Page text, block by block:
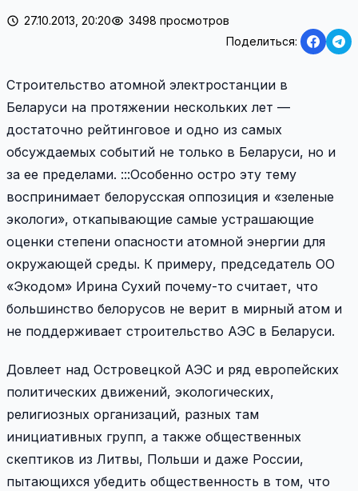
27.10.2013, 20:20
3498 просмотров
Поделиться:
Строительство атомной электростанции в
Беларуси на протяжении нескольких лет —
достаточно рейтинговое и одно из самых
обсуждаемых событий не только в Беларуси, но и
за ее пределами. :::Особенно остро эту тему
воспринимает белорусская оппозиция и «зеленые
экологи», откапывающие самые устрашающие
оценки степени опасности атомной энергии для
окружающей среды. К примеру, председатель ОО
«Экодом» Ирина Сухий почему-то считает, что
большинство белорусов не верит в мирный атом и
не поддерживает строительство АЭС в Беларуси.
Довлеет над Островецкой АЭС и ряд европейских
политических движений, экологических,
религиозных организаций, разных там
инициативных групп, а также общественных
скептиков из Литвы, Польши и даже России,
пытающихся убедить общественность в том, что